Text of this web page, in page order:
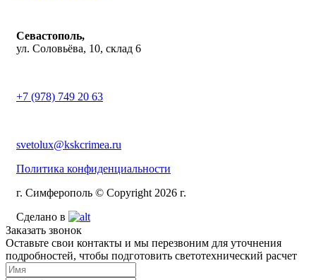
Севастополь,
ул. Соловьёва, 10, склад 6
+7 (978) 749 20 63
svetolux@kskcrimea.ru
Политика конфиденциальности
г. Симферополь © Copyright 2026 г.
Сделано в
Заказать звонок
Оставьте свои контакты и мы перезвоним для уточнения
подробностей, чтобы подготовить светотехнический расчет